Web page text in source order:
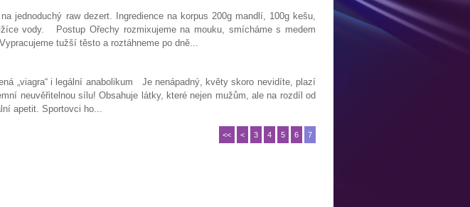
jednoduchý raw dezert. Ingredience na korpus 200g mandlí, 100g kešu,
vody. Postup Ořechy rozmixujeme na mouku, smícháme s medem
tužší těsto a roztáhneme po dně...
„viagra“ i legální anabolikum Je nenápadný, květy skoro nevidíte, plazí
neuvěřitelnou sílu! Obsahuje látky, které nejen mužům, ale na rozdíl od
apetit. Sportovci ho...
<< < 3 4 5 6 7